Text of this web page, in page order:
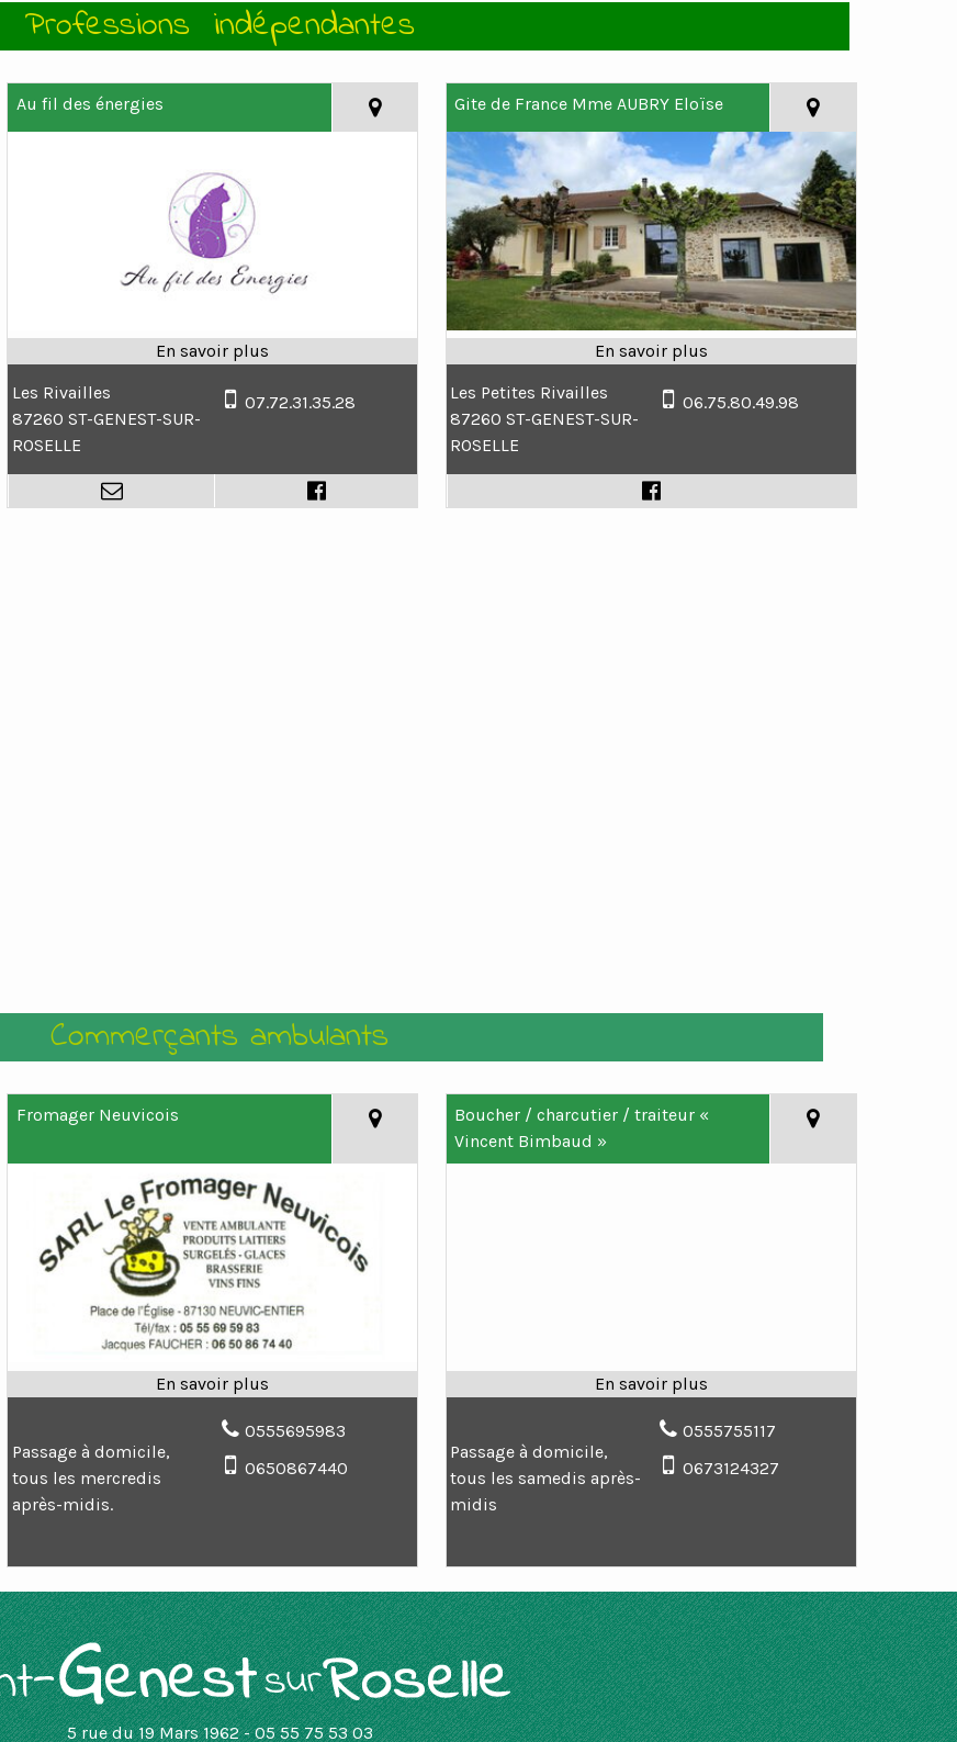
Professions indépendantes
Au fil des énergies
Les Rivailles
87260 ST-GENEST-SUR-
ROSELLE
07.72.31.35.28
Gite de France Mme AUBRY Eloïse
Les Petites Rivailles
87260 ST-GENEST-SUR-
ROSELLE
06.75.80.49.98
Commerçants ambulants
Fromager Neuvicois
Passage à domicile,
tous les mercredis
après-midis.
0555695983
0650867440
Boucher / charcutier / traiteur «
Vincent Bimbaud »
Passage à domicile,
tous les samedis après-
midis
0555755117
0673124327
5 rue du 19 Mars 1962 - 05 55 75 53 03